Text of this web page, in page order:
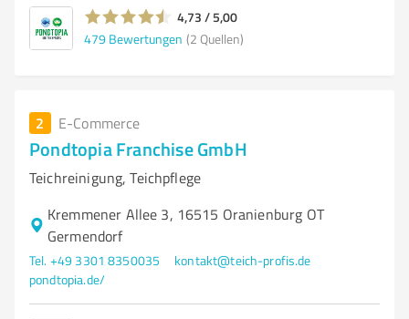
4,73 / 5,00
479 Bewertungen (2 Quellen)
2 E-Commerce
Pondtopia Franchise GmbH
Teichreinigung, Teichpflege
Kremmener Allee 3, 16515 Oranienburg OT
Germendorf
Tel. +49 3301 8350035
kontakt@teich-profis.de
pondtopia.de/